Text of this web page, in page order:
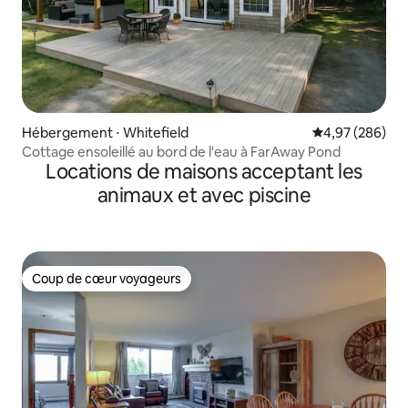
Hébergement ⋅ Whitefield Évaluation
4,97 (286)
Cottage ensoleillé au bord de l'eau à FarAway Pond
Locations de maisons acceptant les
animaux et avec piscine
Coup de cœur voyageurs
Coup de cœur voyageurs